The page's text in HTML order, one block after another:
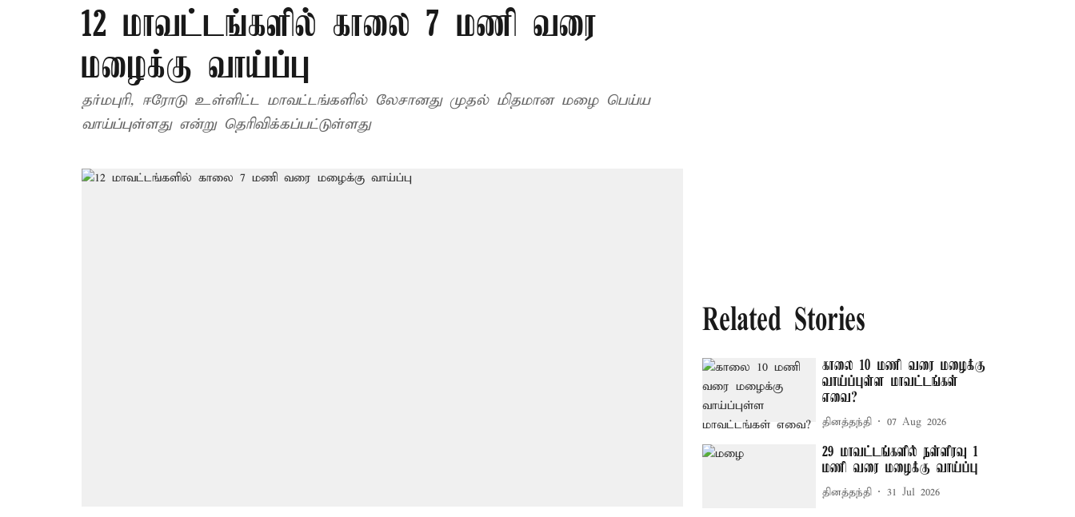
12 மாவட்டங்களில் காலை 7 மணி வரை
மழைக்கு வாய்ப்பு
தர்மபுரி, ஈரோடு உள்ளிட்ட மாவட்டங்களில் லேசானது முதல் மிதமான மழை பெய்ய
வாய்ப்புள்ளது என்று தெரிவிக்கப்பட்டுள்ளது
Related Stories
காலை 10 மணி வரை மழைக்கு
வாய்ப்புள்ள மாவட்டங்கள்
எவை?
தினத்தந்தி 07 Aug 2026
29 மாவட்டங்களில் நள்ளிரவு 1
மணி வரை மழைக்கு வாய்ப்பு
தினத்தந்தி 31 Jul 2026